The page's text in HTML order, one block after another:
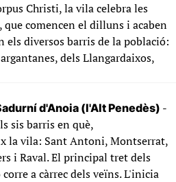
Christi, la vila celebra les
que comencen el dilluns i acaben
els diversos barris de la població:
dels Llangardaixos,
d'Anoia (l'Alt Penedès) -
sis barris en què,
la vila: Sant Antoni, Montserrat,
i Raval. El principal tret dels
a càrrec dels veïns. L'inicia